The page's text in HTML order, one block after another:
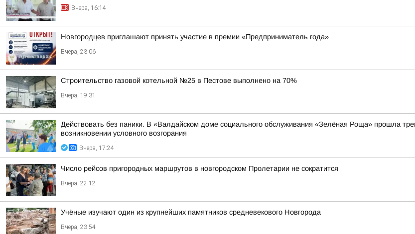
Вчера, 16:14
Новгородцев приглашают принять участие в премии «Предприниматель года»
Вчера, 23:06
Строительство газовой котельной №25 в Пестове выполнено на 70%
Вчера, 19:31
Действовать без паники. В «Валдайском доме социального обслуживания «Зелёная Роща» прошла
возникновении условного возгорания
Вчера, 17:24
Число рейсов пригородных маршрутов в новгородском Пролетарии не сократится
Вчера, 22:12
Учёные изучают один из крупнейших памятников средневекового Новгорода
Вчера, 23:54